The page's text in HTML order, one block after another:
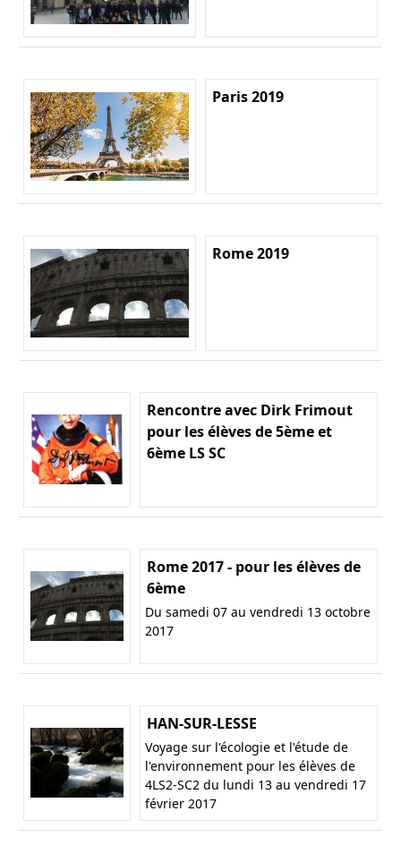
Paris 2019
Rome 2019
Rencontre avec Dirk Frimout
pour les élèves de 5ème et
6ème LS SC
Rome 2017 - pour les élèves de
6ème
Du samedi 07 au vendredi 13 octobre
2017
HAN-SUR-LESSE
Voyage sur l'écologie et l'étude de
l'environnement pour les élèves de
4LS2-SC2 du lundi 13 au vendredi 17
février 2017